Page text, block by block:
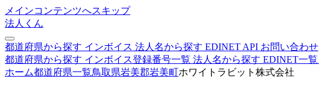
メインコンテンツへスキップ
法人くん
都道府県から探す インボイス 法人名から探す EDINET API お問い合わせ
都道府県から探す インボイス登録番号一覧 法人名から探す EDINET一覧
ホーム都道府県一覧鳥取県岩美郡岩美町ホワイトラビット株式会社